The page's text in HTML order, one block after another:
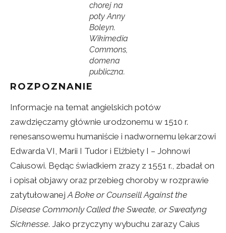
chorej na
poty Anny
Boleyn.
Wikimedia
Commons,
domena
publiczna.
ROZPOZNANIE
Informacje na temat angielskich potów
zawdzięczamy głównie urodzonemu w 1510 r.
renesansowemu humaniście i nadwornemu lekarzowi
Edwarda VI, Marii I Tudor i Elżbiety I – Johnowi
Caiusowi. Będąc świadkiem zrazy z 1551 r., zbadał on
i opisał objawy oraz przebieg choroby w rozprawie
zatytułowanejA Boke or Counseill Against the
Disease Commonly Called the Sweate, or Sweatyng
Sicknesse. Jako przyczyny wybuchu zarazy Caius